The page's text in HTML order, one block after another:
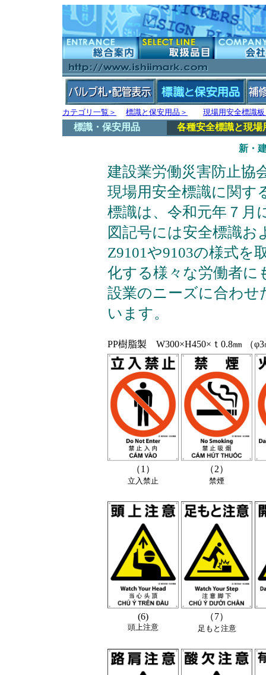
カテゴリ一覧＞ 標識と保安用品＞ 現場用安全標識
標識・保安用品 各種安全標識と現場
新・
建設業労働災害防止協
現場用安全標識に関す
標識は、令和元年７月
図記号には安全標識お
Z9101や9103の様式を
化する様々な労働者に
設業のニーズに合わせ
います。
PP樹脂製 W300×H450×ｔ0.8㎜ （
（1）
立入禁止
（2）
禁煙
(6)
頭上注意
（7）
足もと注意